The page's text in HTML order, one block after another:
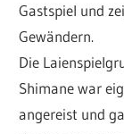
Gastspiel und
Gewändern.
Die
Shimane war
angereist und